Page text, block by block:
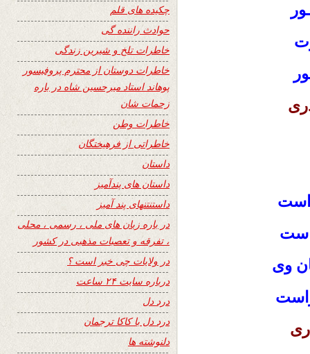
است
وی
چکیده های قلم
حوادث راننده گی
خاطرات تلخ و شیرین زندگی
خاطرات دوستان از محترم پروفیسور
پوهاند استاد میرحسین شاه در باره
زحمات شان
خاطرات وطن
خاطراتی از فرهیختگان
داستان
داستان های پندآمیز
داستنتنهای پند آمیز
در باره زبان های ملی ، رسمی ، محلی
، تفرقه و تعصبات مذهبی در کشور
در ولایات چی خبر است ؟
درباره سایت ۲۴ ساعت
درد دل
درد دل با کاکا ترجمان
دلنوشته ها